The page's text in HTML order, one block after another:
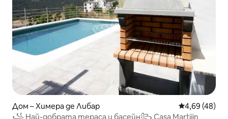
Дом – Химера де Либар Средна
4,69 (48)
꧁ Най-добрата тераса и басейн꧂ Casa Martijin